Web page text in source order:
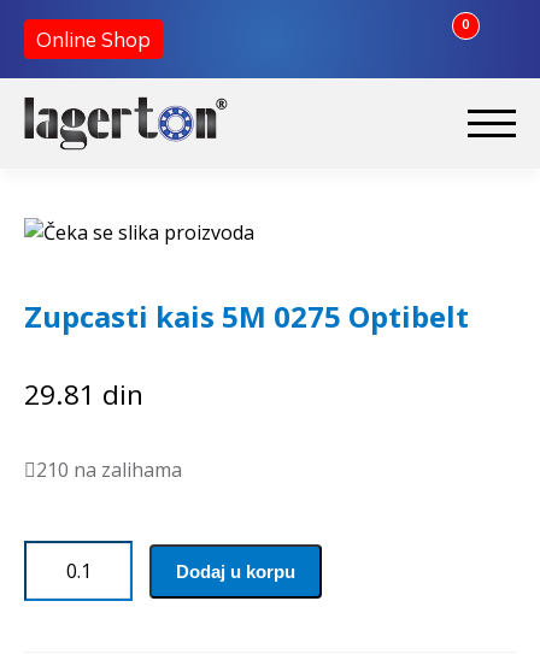
Online Shop
0
Početna
Kontakt
Zupcasti kais 5M 0275 Optibelt
29.81 din
210 na zalihama
Dodaj u korpu